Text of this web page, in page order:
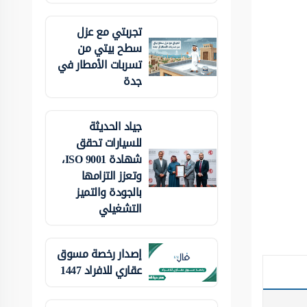
تجربتي مع عزل
سطح بيتي من
تسربات الأمطار في
جدة
جياد الحديثة
للسيارات تحقق
شهادة ISO 9001،
وتعزز التزامها
بالجودة والتميز
التشغيلي
إصدار رخصة مسوق
عقاري للافراد 1447